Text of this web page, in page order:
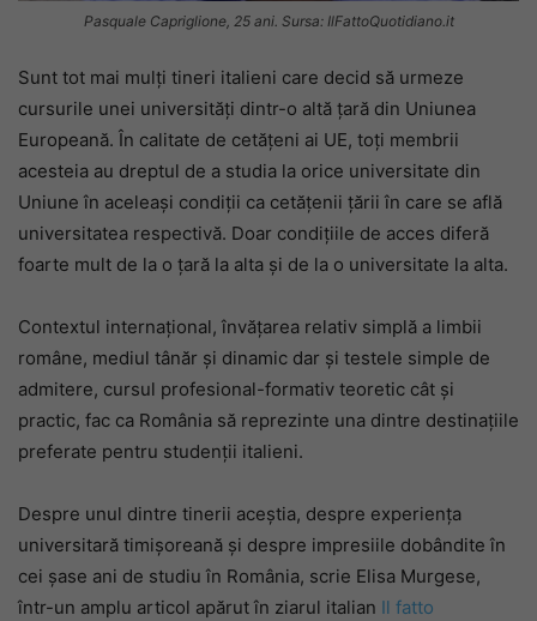
Pasquale Capriglione, 25 ani. Sursa: IlFattoQuotidiano.it
Sunt tot mai mulți tineri italieni care decid să urmeze
cursurile unei universități dintr-o altă țară din Uniunea
Europeană. În calitate de cetăţeni ai UE, toți membrii
acesteia au dreptul de a studia la orice universitate din
Uniune în aceleaşi condiţii ca cetăţenii ţării în care se află
universitatea respectivă. Doar condiţiile de acces diferă
foarte mult de la o ţară la alta şi de la o universitate la alta.
Contextul internațional, învățarea relativ simplă a limbii
române, mediul tânăr și dinamic dar și testele simple de
admitere, cursul profesional-formativ teoretic cât și
practic, fac ca România să reprezinte una dintre destinațiile
preferate pentru studenții italieni.
Despre unul dintre tinerii aceștia, despre experiența
universitară timișoreană și despre impresiile dobândite în
cei șase ani de studiu în România, scrie Elisa Murgese,
într-un amplu articol apărut în ziarul italian Il fatto